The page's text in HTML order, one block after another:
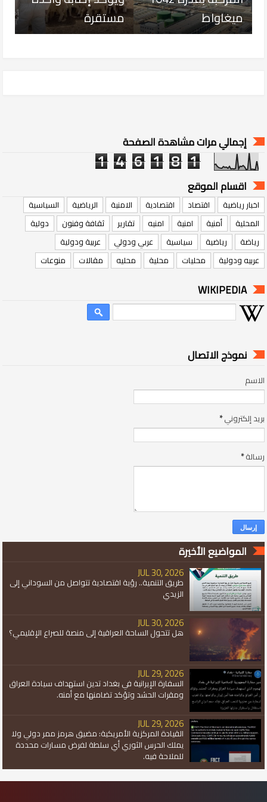
ميغاواط
مستقرة
إجمالي مرات مشاهدة الصفحة
1 4 6 1 8 1
اقسام الموقع
اخبار رياضية اقتصاد اقتصادية الامنية الرياضية
السياسية
المحلية
أمنية امنية امنيه تقارير ثقافة وفنون
دولية
رياضة
رياضية سياسية عربي ودولي
عربية ودولية
عربيه ودولية
محليات محلية محليه مقالات منوعات
WIKIPEDIA
نموذج الاتصال
الاسم
بريد إلكتروني*
رسالة*
المواضيع الأخيرة
JUL 30, 2026
طريق التنمية.. رؤية اقتصادية تتواصل من السوداني إلى
الزيدي
JUL 30, 2026
هل تتحول الساحة العراقية إلى منصة للصراع الإقليمي؟
JUL 29, 2026
السفارة الإيرانية في بغداد تدين استهداف سيادة العراق
ومقرات الحشد وتؤكد تضامنها مع أمنه.
JUL 29, 2026
القيادة المركزية الأمريكية: مضيق هرمز ممر دولي ولا
يملك الحرس الثوري أي سلطة لفرض مسارات محددة
للملاحة فيه.